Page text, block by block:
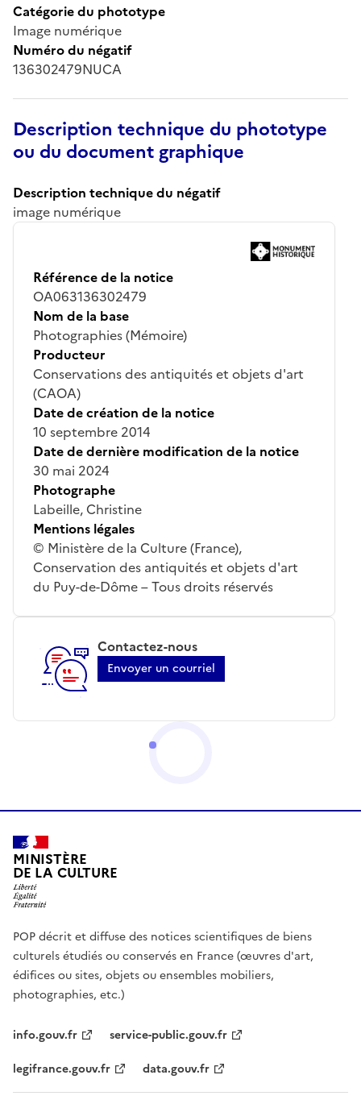
Catégorie du phototype
Image numérique
Numéro du négatif
136302479NUCA
Description technique du phototype
ou du document graphique
Description technique du négatif
image numérique
Référence de la notice
OA063136302479
Nom de la base
Photographies (Mémoire)
Producteur
Conservations des antiquités et objets d'art
(CAOA)
Date de création de la notice
10 septembre 2014
Date de dernière modification de la notice
30 mai 2024
Photographe
Labeille, Christine
Mentions légales
© Ministère de la Culture (France),
Conservation des antiquités et objets d'art
du Puy-de-Dôme – Tous droits réservés
Contactez-nous
Envoyer un courriel
MINISTÈRE
DE LA CULTURE
POP décrit et diffuse des notices scientifiques de biens
culturels étudiés ou conservés en France (œuvres d'art,
édifices ou sites, objets ou ensembles mobiliers,
photographies, etc.)
info.gouv.fr
service-public.gouv.fr
legifrance.gouv.fr
data.gouv.fr